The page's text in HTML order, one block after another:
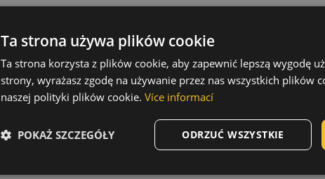
Ta strona używa plików cookie
Ta strona korzysta z plików cookie, aby zapewnić lepszą wygodę
strony, wyrażasz zgodę na używanie przez nas wszystkich plików
naszej polityki plików cookie. Více informací
ODRZUĆ WSZYSTKIE
POKAŻ SZCZEGÓŁY